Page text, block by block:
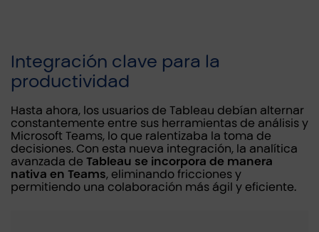
Integración clave para la
productividad
Hasta ahora, los usuarios de Tableau debían alternar
constantemente entre sus herramientas de análisis y
Microsoft Teams, lo que ralentizaba la toma de
decisiones. Con esta nueva integración, la analítica
avanzada de Tableau se incorpora de manera
nativa en Teams, eliminando fricciones y
permitiendo una colaboración más ágil y eficiente.